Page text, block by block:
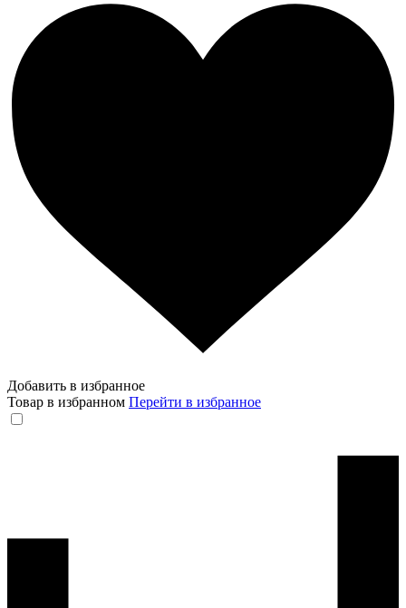
Добавить в избранное
Товар в избранном Перейти в избранное